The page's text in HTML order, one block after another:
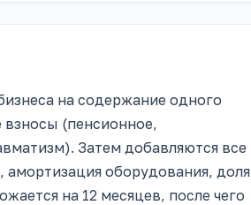
на содержание одного
взносы (пенсионное,
Затем добавляются все
оборудования, доля
на 12 месяцев, после чего